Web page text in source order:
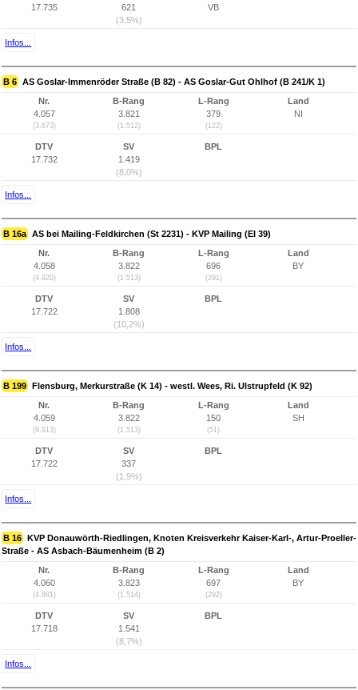
17.735
621
(3,5%)
VB
Infos...
B 6 AS Goslar-Immenröder Straße (B 82) - AS Goslar-Gut Ohlhof (B 241/K 1)
Nr.
4.057
(3.673)
B-Rang
3.821
(1.512)
L-Rang
379
(122)
Land
NI
DTV
17.732
SV
1.419
(8,0%)
BPL
Infos...
B 16a AS bei Mailing-Feldkirchen (St 2231) - KVP Mailing (EI 39)
Nr.
4.058
(4.920)
B-Rang
3.822
(1.513)
L-Rang
696
(291)
Land
BY
DTV
17.722
SV
1.808
(10,2%)
BPL
Infos...
B 199 Flensburg, Merkurstraße (K 14) - westl. Wees, Ri. Ulstrupfeld (K 92)
Nr.
4.059
(9.913)
B-Rang
3.822
(1.513)
L-Rang
150
(51)
Land
SH
DTV
17.722
SV
337
(1,9%)
BPL
Infos...
B 16 KVP Donauwörth-Riedlingen, Knoten Kreisverkehr Kaiser-Karl-, Artur-Proeller-
Straße - AS Asbach-Bäumenheim (B 2)
Nr.
4.060
(4.881)
B-Rang
3.823
(1.514)
L-Rang
697
(292)
Land
BY
DTV
17.718
SV
1.541
(8,7%)
BPL
Infos...